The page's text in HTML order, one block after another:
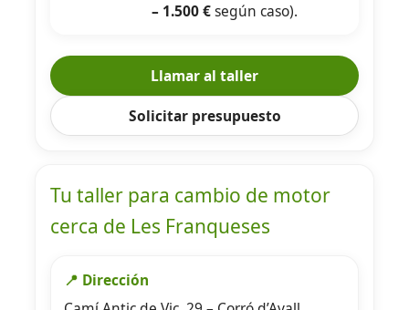
– 1.500 €según caso).
Llamar al taller
Solicitar presupuesto
Tu taller para cambio de motor
cerca de Les Franqueses
📍 Dirección